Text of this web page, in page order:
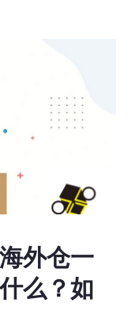
外仓一
么？如